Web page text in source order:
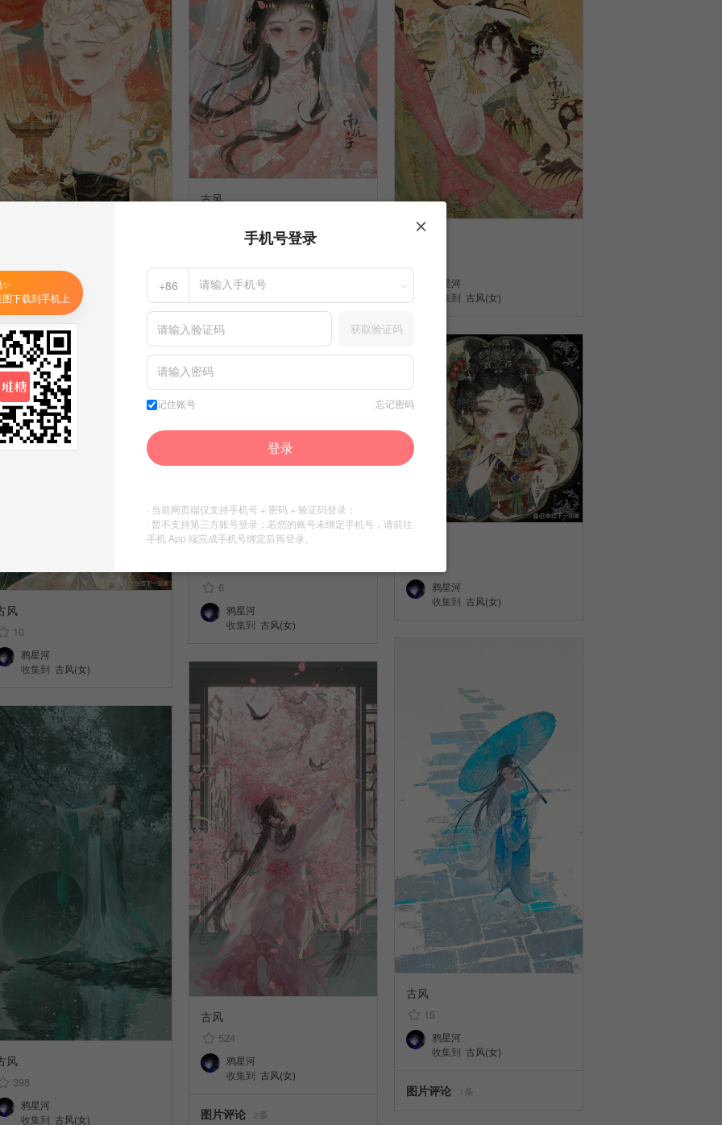
14
鸦星河
收集到古风(女)
古风
鸦星河
鸦星河
收集到 古风(女)
6
鸦星河
收集到 古风(女)
鸦星河
收集到 古风(女)
风
10
鸦星河
收集到 古风(女)
古风
15
鸦星河
收集到 古风(女)
图片评论 1 条
古风
524
鸦星河
收集到 古风(女)
图片评论 2条
风
398
鸦星河
收集到 古风(女)
下载到手机上
手机号登录
+86
获取验证码
记住账号 忘记密码
登录
· 当前网页端仅支持手机号 + 密码 + 验证码登录；
· 暂不支持第三方账号登录；若您的账号未绑定手机号，请前往
手机 App 端完成手机号绑定后再登录。